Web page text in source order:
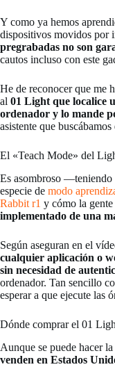
Y como ya hemos
dispositivos movidos por
pregrabadas no son
cautos incluso con este
He de reconocer que me
al 01 Light que localice
ordenador y lo mande
asistente que
El «Teach Mode» del
Es asombroso —teniendo
especie de modo
Rabbit r1 y cómo la
implementado de una
Según aseguran en el
cualquier aplicación o
sin necesidad de
ordenador. Tan sencillo
esperar a que ejecute las
Dónde comprar el 01
Aunque se puede hacer
venden en Estados